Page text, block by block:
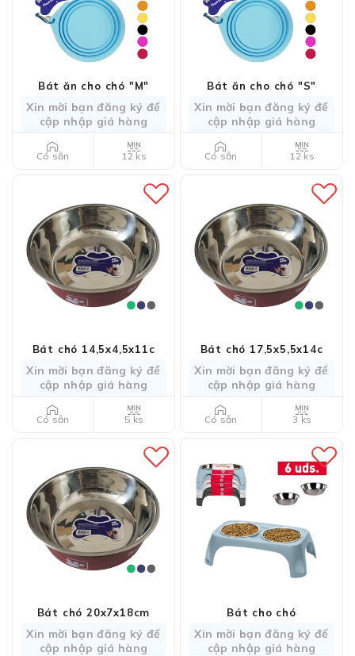
Bát ăn cho chó "M"
Xin mời bạn đăng ký để
cập nhập giá hàng
Có sẵn 12 ks
Bát ăn cho chó "S"
Xin mời bạn đăng ký để
cập nhập giá hàng
Có sẵn 12 ks
Bát chó 14,5x4,5x11c
Xin mời bạn đăng ký để
cập nhập giá hàng
Có sẵn 5 ks
Bát chó 17,5x5,5x14c
Xin mời bạn đăng ký để
cập nhập giá hàng
Có sẵn 3 ks
Bát chó 20x7x18cm
Xin mời bạn đăng ký để
cập nhập giá hàng
Bát cho chó
Xin mời bạn đăng ký để
cập nhập giá hàng